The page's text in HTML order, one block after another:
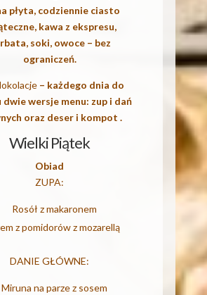
płyta, codziennie ciasto
kawa z ekspresu,
soki, owoce – bez
ograniczeń.
– każdego dnia do
dwie wersje menu: zup i dań
oraz deser i kompot .
Wielki Piątek
Obiad
ZUPA:
Rosół z makaronem
z pomidorów z mozarellą
DANIE GŁÓWNE:
Miruna na parze z sosem